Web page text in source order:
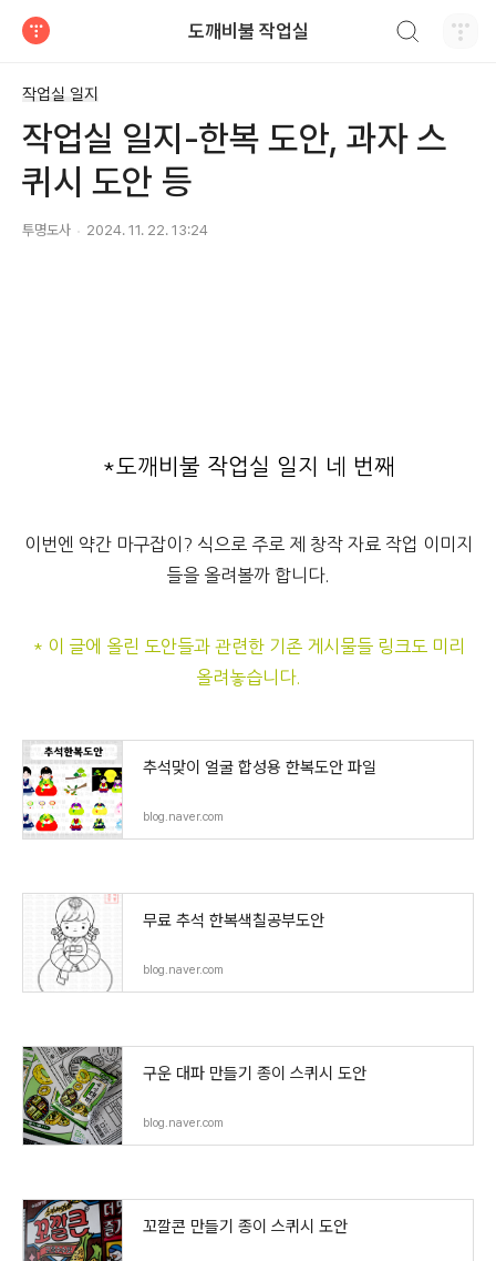
도깨비불 작업실
작업실 일지
작업실 일지-한복 도안, 과자 스
퀴시 도안 등
투명도사 2024. 11. 22. 13:24
*도깨비불 작업실 일지 네 번째
이번엔 약간 마구잡이? 식으로 주로 제 창작 자료 작업 이미지
들을 올려볼까 합니다.
* 이 글에 올린 도안들과 관련한 기존 게시물들 링크도 미리
올려놓습니다.
추석맞이 얼굴 합성용 한복도안 파일
blog.naver.com
무료 추석 한복색칠공부도안
blog.naver.com
구운 대파 만들기 종이 스퀴시 도안
blog.naver.com
꼬깔콘 만들기 종이 스퀴시 도안